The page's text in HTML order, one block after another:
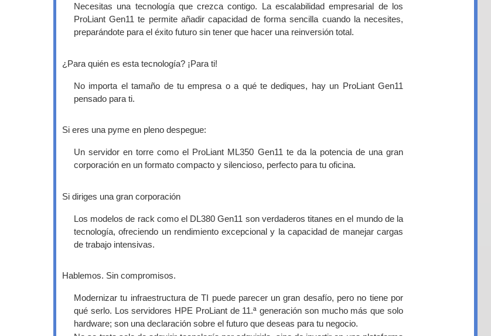
Necesitas una tecnología que crezca contigo. La escalabilidad empresarial de los
ProLiant Gen11 te permite añadir capacidad de forma sencilla cuando la necesites,
preparándote para el éxito futuro sin tener que hacer una reinversión total.
¿Para quién es esta tecnología? ¡Para ti!
No importa el tamaño de tu empresa o a qué te dediques, hay un ProLiant Gen11
pensado para ti.
Si eres una pyme en pleno despegue:
Un servidor en torre como el ProLiant ML350 Gen11 te da la potencia de una gran
corporación en un formato compacto y silencioso, perfecto para tu oficina.
Si diriges una gran corporación
Los modelos de rack como el DL380 Gen11 son verdaderos titanes en el mundo de la
tecnología, ofreciendo un rendimiento excepcional y la capacidad de manejar cargas
de trabajo intensivas.
Hablemos. Sin compromisos.
Modernizar tu infraestructura de TI puede parecer un gran desafío, pero no tiene por
qué serlo. Los servidores HPE ProLiant de 11.ª generación son mucho más que solo
hardware; son una declaración sobre el futuro que deseas para tu negocio.